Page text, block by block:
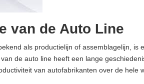
van de Auto Line
als productielijn of assemblagelijn, is
de auto line heeft een lange
van autofabrikanten over de hele